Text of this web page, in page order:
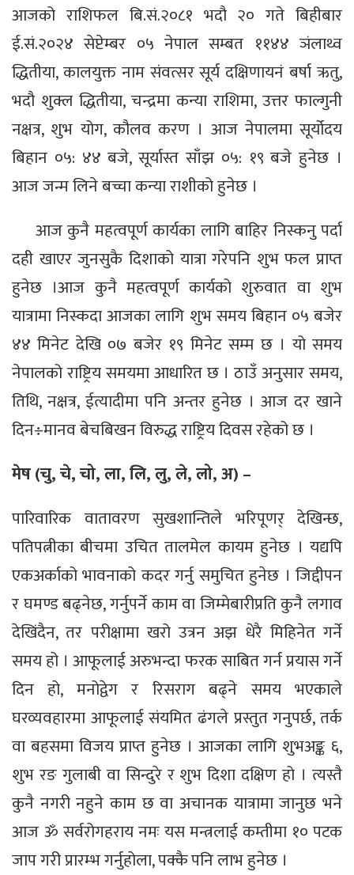
आजको राशिफल बि.सं.२०८१ भदौ २० गते बिहीबार
ई.सं.२०२४ सेप्टेम्बर ०५ नेपाल सम्बत ११४४ ञंलाथ्व
द्धितीया, कालयुक्त नाम संवत्सर सूर्य दक्षिणायनं बर्षा ऋतु,
भदौ शुक्ल द्धितीया, चन्द्रमा कन्या राशिमा, उत्तर फाल्गुनी
नक्षत्र, शुभ योग, कौलव करण । आज नेपालमा सूर्योदय
बिहान ०५: ४४ बजे, सूर्यास्त साँझ ०५: १९ बजे हुनेछ ।
आज जन्म लिने बच्चा कन्या राशीको हुनेछ ।
आज कुनै महत्वपूर्ण कार्यका लागि बाहिर निस्कनु पर्दा
दही खाएर जुनसुकै दिशाको यात्रा गरेपनि शुभ फल प्राप्त
हुनेछ ।आज कुनै महत्वपूर्ण कार्यको शुरुवात वा शुभ
यात्रामा निस्कदा आजका लागि शुभ समय बिहान ०५ बजेर
४४ मिनेट देखि ०७ बजेर १९ मिनेट सम्म छ । यो समय
नेपालको राष्ट्रिय समयमा आधारित छ । ठाउँ अनुसार समय,
तिथि, नक्षत्र, ईत्यादीमा पनि अन्तर हुनेछ । आज दर खाने
दिन÷मानव बेचबिखन विरुद्ध राष्ट्रिय दिवस रहेको छ ।
मेष (चु, चे, चो, ला, लि, लु, ले, लो, अ) –
पारिवारिक वातावरण सुखशान्तिले भरिपूणर् देखिन्छ,
पतिपत्नीका बीचमा उचित तालमेल कायम हुनेछ । यद्यपि
एकअर्काको भावनाको कदर गर्नु समुचित हुनेछ । जिद्दीपन
र घमण्ड बढ्नेछ, गर्नुपर्ने काम वा जिम्मेबारीप्रति कुनै लगाव
देखिंदैन, तर परीक्षामा खरो उत्रन अझ धेरै मिहिनेत गर्ने
समय हो । आफूलाई अरुभन्दा फरक साबित गर्न प्रयास गर्ने
दिन हो, मनोद्वेग र रिसराग बढ्ने समय भएकाले
घरव्यवहारमा आफूलाई संयमित ढंगले प्रस्तुत गनुपर्छ, तर्क
वा बहसमा विजय प्राप्त हुनेछ । आजका लागि शुभअङ्क ६,
शुभ रङ गुलाबी वा सिन्दुरे र शुभ दिशा दक्षिण हो । त्यस्तै
कुनै नगरी नहुने काम छ वा अचानक यात्रामा जानुछ भने
आज ॐ सर्वरोगहराय नमः यस मन्त्रलाई कम्तीमा १० पटक
जाप गरी प्रारम्भ गर्नुहोला, पक्कै पनि लाभ हुनेछ ।